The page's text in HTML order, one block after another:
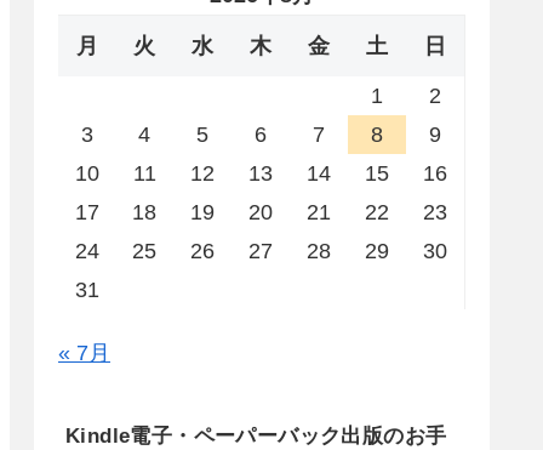
月 火 水 木 金 土 日
1
2
3
4 5 6 7 8
9
10
11 12 13 14 15
16
17
18 19 20 21 22
23
24
25 26 27 28 29
30
31
« 7月
Kindle電子・ペーパーバック出版のお手